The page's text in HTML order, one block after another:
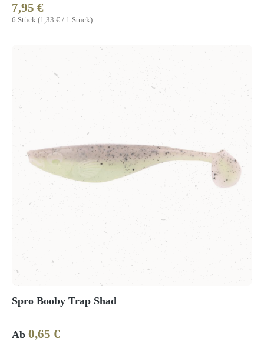
6 Stück (1,33 € / 1 Stück)
Regulärer Preis:
7,95 €
Spro Booby Trap Shad
Regulärer Preis:
Ab 0,65 €